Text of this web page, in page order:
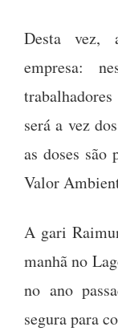
Desta vez,
empresa:
será a vez
as doses são
Valor
A gari
manhã no
no ano
segura para